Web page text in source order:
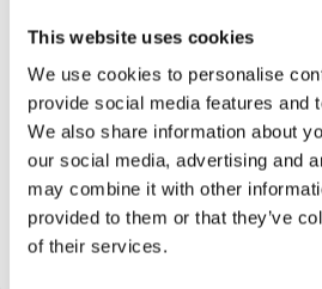
This website uses cookies
We use cookies to personalise
provide social media features and
We also share information about
our social media, advertising and
may combine it with other
provided to them or that they’ve
of their services.